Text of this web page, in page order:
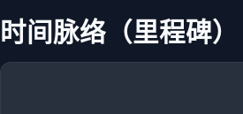
时间脉络（里程碑）